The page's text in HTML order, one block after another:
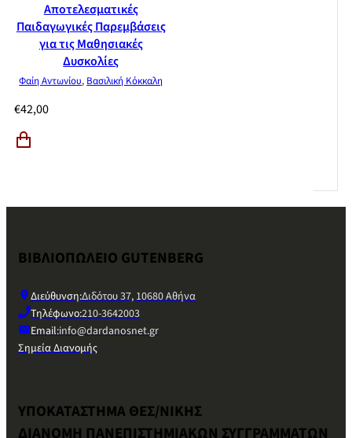
Αποτελεσματικές
Παιδαγωγικές Παρεμβάσεις
για τις Μαθησιακές
Δυσκολίες
Φαίη Αντωνίου, Βασιλική Κόκκαλη
€42,00
ΒΙΒΛΙΟΠΩΛΕΙΟ GUTENBERG
Διεύθυνση:Διδότου 37, 10680 Αθήνα
Τηλέφωνο:210-3642003
Email:info@dardanosnet.gr
Σημεία Διανομής
ΥΠΟΚΑΤΑΣΤΗΜΑ ΘΕΣ/ΝΙΚΗΣ
ΔΙΑΝΟΜΗ ΠΑΝΕΠΙΣΤΗΜΙΑΚΩΝ ΣΥΓΓΡΑΜΜΑΤΩΝ